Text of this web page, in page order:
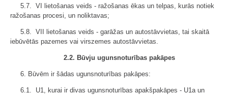
5.7. VI lietošanas veids - ražošanas ēkas un telpas, kurās notiek
ražošanas procesi, un noliktavas;
5.8. VII lietošanas veids - garāžas un autostāvvietas, tai skaitā
iebūvētās pazemes vai virszemes autostāvvietas.
2.2. Būvju ugunsnoturības pakāpes
6. Būvēm ir šādas ugunsnoturības pakāpes:
6.1. U1, kurai ir divas ugunsnoturības apakšpakāpes - U1a un